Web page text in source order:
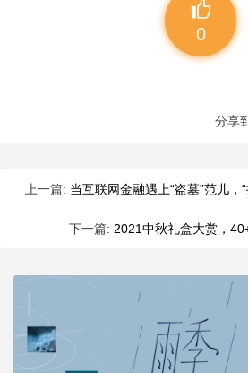
0
分享
上一篇: 当互联网金融遇上“盗墓”范儿，
下一篇: 2021中秋礼盒大赏，